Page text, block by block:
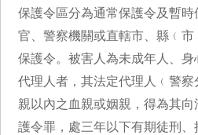
保護令區分為通常保護令及暫
官、警察機關或直轄市、縣﹙
保護令。被害人為未成年人、
代理人者，其法定代理人﹙警
親以內之血親或姻親，得為其
護令罪，處三年以下有期徒刑